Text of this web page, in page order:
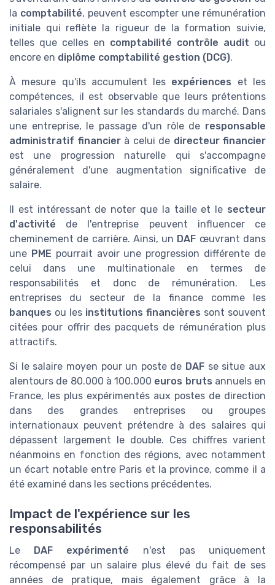
la comptabilité, peuvent escompter une rémunération
initiale qui reflète la rigueur de la formation suivie,
telles que celles en comptabilité contrôle audit ou
encore en diplôme comptabilité gestion (DCG).
À mesure qu'ils accumulent les expériences et les
compétences, il est observable que leurs prétentions
salariales s'alignent sur les standards du marché. Dans
une entreprise, le passage d'un rôle de responsable
administratif financierà celui de directeur financier
est une progression naturelle qui s'accompagne
généralement d'une augmentation significative de
salaire.
Il est intéressant de noter que la taille et le secteur
d'activité de l'entreprise peuvent influencer ce
cheminement de carrière. Ainsi, un DAF œuvrant dans
une PME pourrait avoir une progression différente de
celui dans une multinationale en termes de
responsabilités et donc de rémunération. Les
entreprises du secteur de la finance comme les
banques ou les institutions financières sont souvent
citées pour offrir des pacquets de rémunération plus
attractifs.
Si le salaire moyen pour un poste de DAF se situe aux
alentours de 80.000 à 100.000 euros bruts annuels en
France, les plus expérimentés aux postes de direction
dans des grandes entreprises ou groupes
internationaux peuvent prétendre à des salaires qui
dépassent largement le double. Ces chiffres varient
néanmoins en fonction des régions, avec notamment
un écart notable entre Paris et la province, comme il a
été examiné dans les sections précédentes.
Impact de l'expérience sur les
responsabilités
Le DAF expérimenté n'est pas uniquement
récompensé par un salaire plus élevé du fait de ses
années de pratique, mais également grâce à la